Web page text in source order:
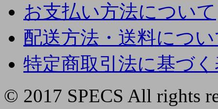
お支払い方法について
配送方法・送料につ
特定商取引法に基づ
© 2017 SPECS All rights